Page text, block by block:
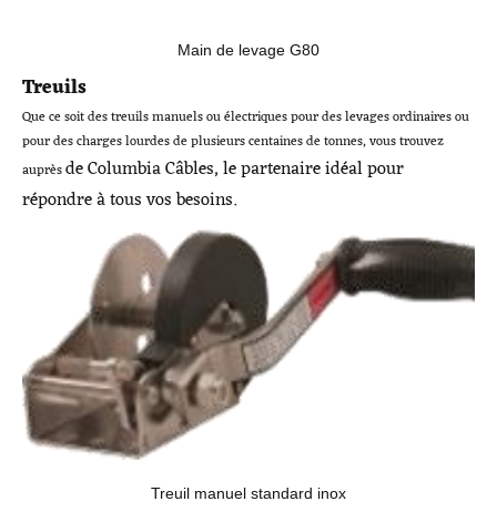
Main de levage G80
Treuils
Que ce soit des treuils manuels ou électriques pour des levages ordinaires ou
pour des charges lourdes de plusieurs centaines de tonnes, vous trouvez
auprèsde Columbia Câbles, le partenaire idéal pour
répondre à tous vos besoins.
Treuil manuel standard inox